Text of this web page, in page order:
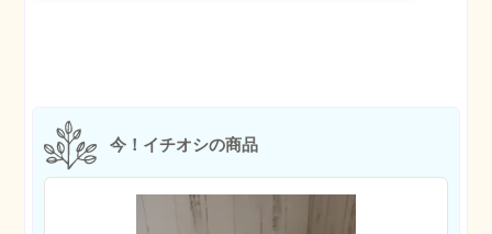
今！イチオシの商品